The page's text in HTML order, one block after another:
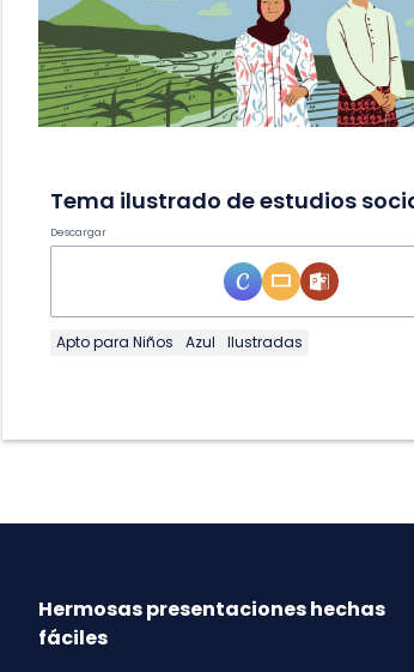
Descargar
Apto para Niños Azul Ilustradas
Hermosas presentaciones hechas
fáciles